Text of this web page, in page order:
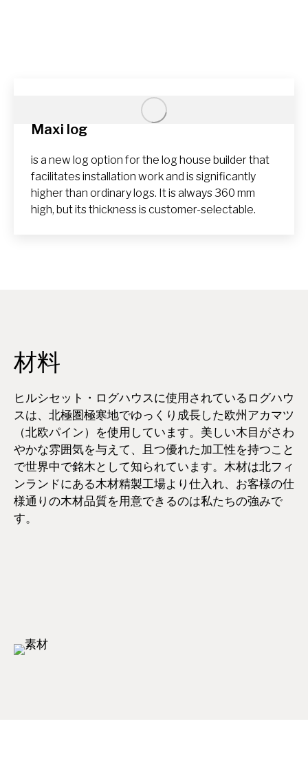
Maxi log
is a new log option for the log house builder that
facilitates installation work and is significantly
higher than ordinary logs. It is always 360 mm
high, but its thickness is customer-selectable.
材料
ヒルシセット・ログハウスに使用されているログハウ
スは、北極圏極寒地でゆっくり成長した欧州アカマツ
（北欧パイン）を使用しています。美しい木目がさわ
やかな雰囲気を与えて、且つ優れた加工性を持つこと
で世界中で銘木として知られています。木材は北フィ
ンランドにある木材精製工場より仕入れ、お客様の仕
様通りの木材品質を用意できるのは私たちの強みで
す。